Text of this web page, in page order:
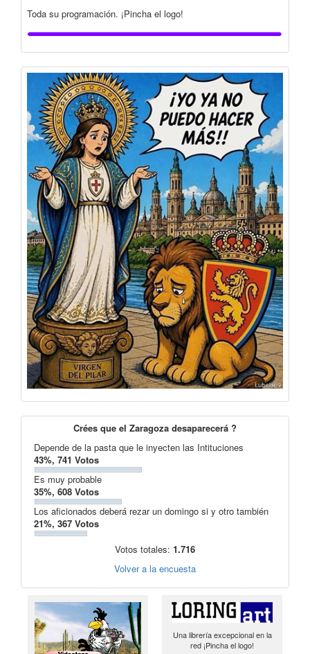
Toda su programación. ¡Pincha el logo!
Crées que el Zaragoza desaparecerá ?
Depende de la pasta que le inyecten las Intituciones
43%, 741 Votos
Es muy probable
35%, 608 Votos
Los aficionados deberá rezar un domingo si y otro también
21%, 367 Votos
Votos totales: 1.716
Volver a la encuesta
Una librería excepcional en la
red ¡Pincha el logo!